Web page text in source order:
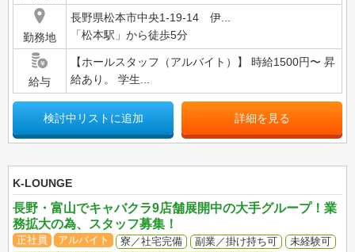
勤務地
長野県松本市中央1-19-14 伊...
「松本駅」から徒歩5分
給与
【ホールスタッフ（アルバイト）】 時給1500円〜 昇
給あり。 学生...
検討中リストに追加 詳細を見る
K-LOUNGE
長野・富山でキャバクラ9店舗展開中の大手グループ！業
務拡大の為、スタッフ募集！
正社員 アルバイト 寮／社宅完備 副業／掛け持ち可
未経験可